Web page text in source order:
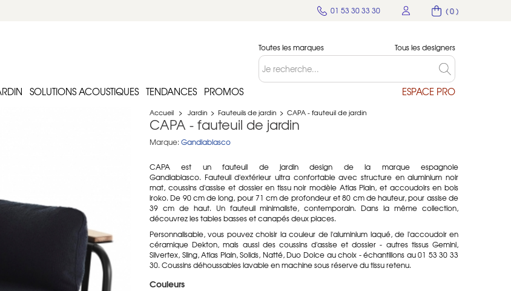
( 0 )
01 53 30 33 30
Toutes les marques Tous les designers
SOLUTIONS ACOUSTIQUES TENDANCES PROMOS ESPACE PRO
Accueil > Jardin > Fauteuils de jardin > CAPA - fauteuil de jardin
CAPA - fauteuil de jardin
Marque: Gandiablasco
CAPA est un fauteuil de jardin design de la marque espagnole
Gandiablasco. Fauteuil d'extérieur ultra confortable avec structure en aluminium noir
mat, coussins d'assise et dossier en tissu noir modèle Atlas Plain, et accoudoirs en bois
iroko. De 90 cm de long, pour 71 cm de profondeur et 80 cm de hauteur, pour assise de
39 cm de haut. Un fauteuil minimaliste, contemporain. Dans la même collection,
découvrez les tables basses et canapés deux places.
Personnalisable, vous pouvez choisir la couleur de l'aluminium laqué, de l'accoudoir en
céramique Dekton, mais aussi des coussins d'assise et dossier - autres tissus Gemini,
Silvertex, Sling, Atlas Plain, Solids, Natté, Duo Dolce au choix - échantillons au 01 53 30 33
30. Coussins déhoussables lavable en machine sous réserve du tissu retenu.
Couleurs